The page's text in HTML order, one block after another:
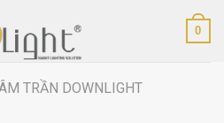
0
TRẦN DOWNLIGHT